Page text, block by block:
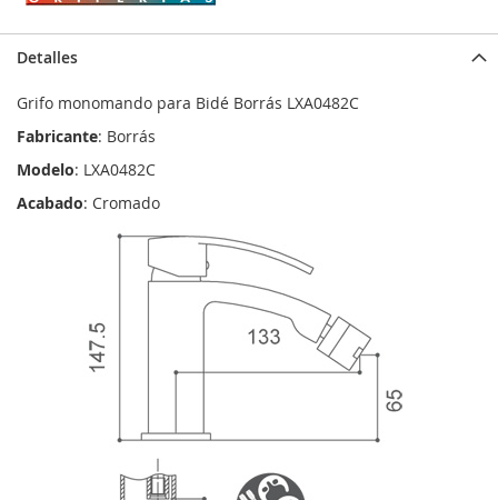
Detalles
Grifo monomando para Bidé Borrás LXA0482C
Fabricante: Borrás
Modelo: LXA0482C
Acabado: Cromado